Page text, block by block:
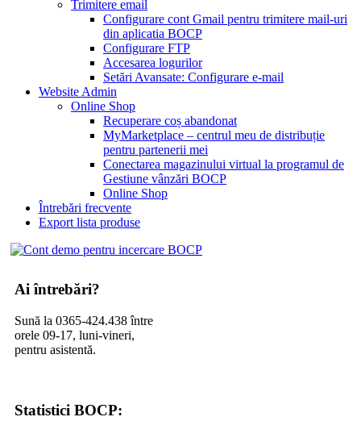
Trimitere email
Configurare cont Gmail pentru trimitere mail-uri
din aplicatia BOCP
Configurare FTP
Accesarea logurilor
Setări Avansate: Configurare e-mail
Website Admin
Online Shop
Recuperare coș abandonat
MyMarketplace – centrul meu de distribuție
pentru partenerii mei
Conectarea magazinului virtual la programul de
Gestiune vânzări BOCP
Online Shop
Întrebări frecvente
Export lista produse
Ai întrebări?
Sună la 0365-424.438 între
orele 09-17, luni-vineri,
pentru asistentă.
Statistici BOCP: